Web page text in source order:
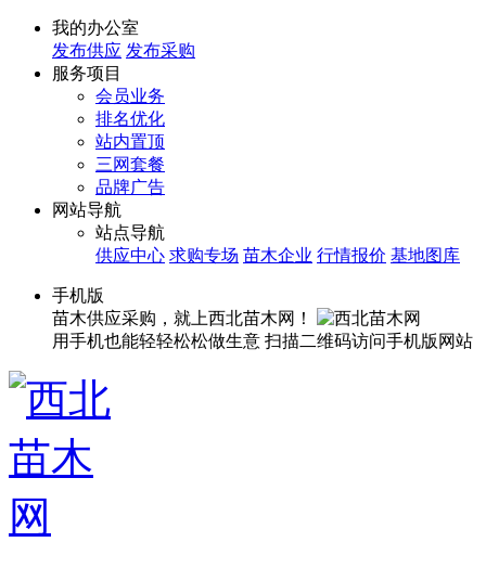
我的办公室
发布供应 发布采购
服务项目
会员业务
排名优化
站内置顶
三网套餐
品牌广告
网站导航
站点导航
供应中心 求购专场 苗木企业 行情报价 基地图库
手机版
苗木供应采购，就上西北苗木网！
用手机也能轻轻松松做生意 扫描二维码访问手机版网站